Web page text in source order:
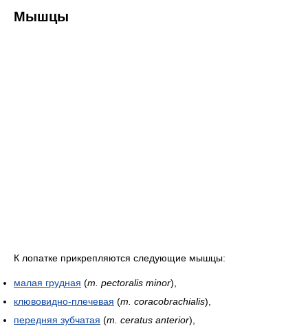
Мышцы
К лопатке прикрепляются следующие мышцы:
малая грудная (m. pectoralis minor),
клювовидно-плечевая (m. coracobrachialis),
передняя зубчатая (m. ceratus anterior),